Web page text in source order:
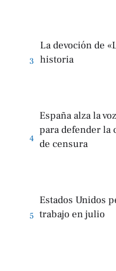
3
La devoción de
historia
4
España alza la
para defender la
de censura
5
Estados Unidos
trabajo en julio